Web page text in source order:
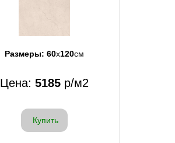
Размеры: 60x120см
Цена: 5185 р/м2
Купить